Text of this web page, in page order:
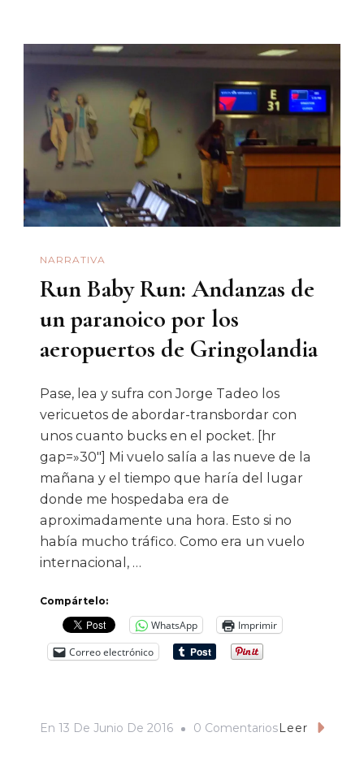
NARRATIVA
Run Baby Run: Andanzas de
un paranoico por los
aeropuertos de Gringolandia
Pase, lea y sufra con Jorge Tadeo los
vericuetos de abordar-transbordar con
unos cuanto bucks en el pocket. [hr
gap=»30″] Mi vuelo salía a las nueve de la
mañana y el tiempo que haría del lugar
donde me hospedaba era de
aproximadamente una hora. Esto si no
había mucho tráfico. Como era un vuelo
internacional, …
Compártelo:
WhatsApp
Imprimir
Correo electrónico
En 13 De Junio De 2016 0 ComentariosEn
Leer